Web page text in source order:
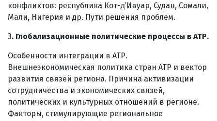
конфликтов: республика Кот-д’Ивуар, Судан, Сомали,
Мали, Нигерия и др. Пути решения проблем.
3. Глобализационные политические процессы в АТР.
Особенности интеграции в АТР.
Внешнеэкономическая политика стран АТР и вектор
развития связей региона. Причина активизации
сотрудничества и экономических связей,
политических и культурных отношений в регионе.
Факторы, стимулирующие региональное